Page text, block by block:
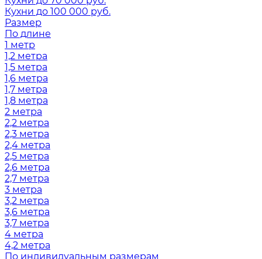
Кухни до 100 000 руб.
Размер
По длине
1 метр
1,2 метра
1,5 метра
1,6 метра
1,7 метра
1,8 метра
2 метра
2,2 метра
2,3 метра
2,4 метра
2,5 метра
2,6 метра
2,7 метра
3 метра
3,2 метра
3,6 метра
3,7 метра
4 метра
4,2 метра
По индивидуальным размерам